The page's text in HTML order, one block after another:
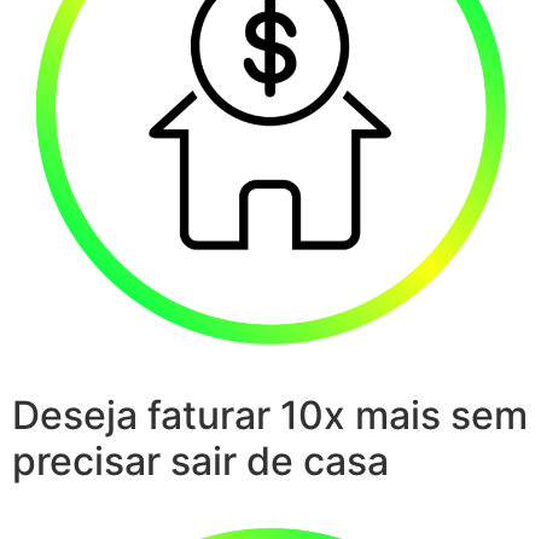
Deseja faturar 10x mais sem
precisar sair de casa